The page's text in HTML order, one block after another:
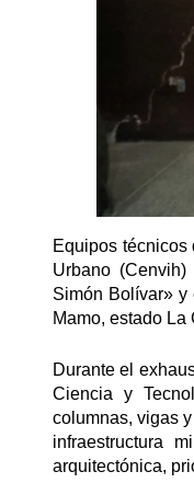
Equipos
Urbano
Simón Bolívar»
Mamo, estado La
Durante el
Ciencia y
columnas, vigas
infraestructura
arquitectónica,